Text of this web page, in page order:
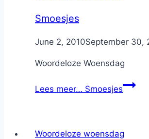
Smoesjes
ByNicole
June 2, 2010September 30,
Woordeloze Woensdag
Lees meer… Smoesjes
Woordeloze woensdag